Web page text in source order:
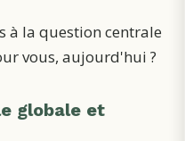
à la question centrale
vous, aujourd'hui ?
globale et